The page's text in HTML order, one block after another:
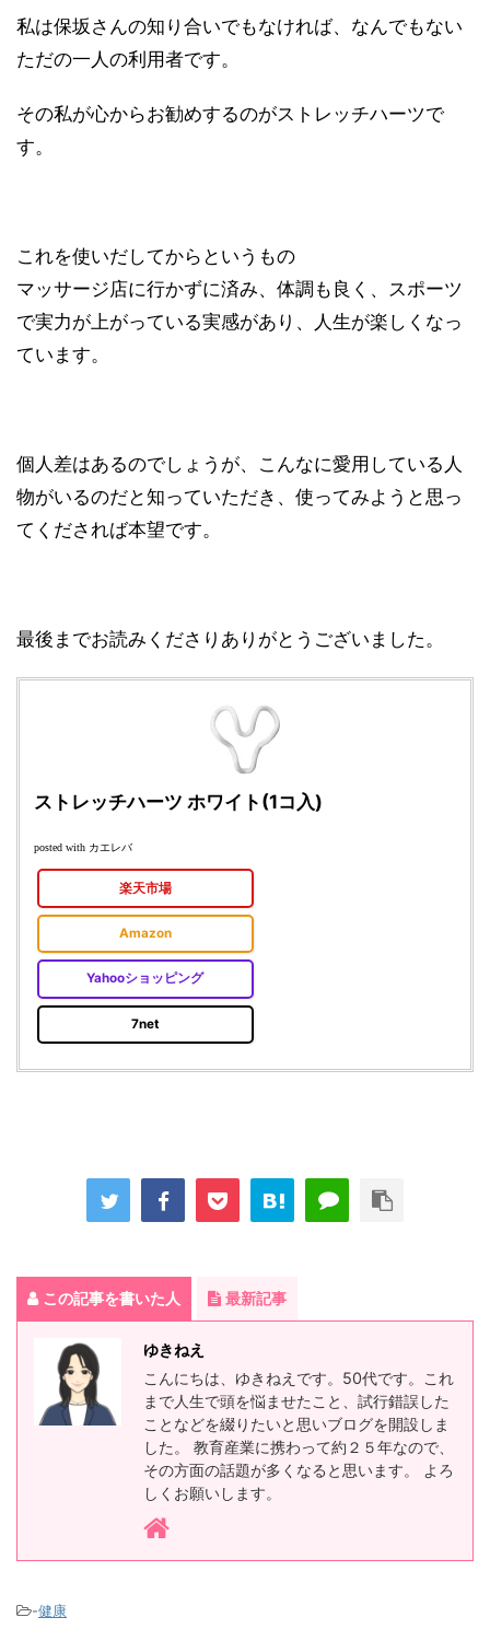
私は保坂さんの知り合いでもなければ、なんでもない
ただの一人の利用者です。
その私が心からお勧めするのがストレッチハーツで
す。
これを使いだしてからというもの
マッサージ店に行かずに済み、体調も良く、スポーツ
で実力が上がっている実感があり、人生が楽しくなっ
ています。
個人差はあるのでしょうが、こんなに愛用している人
物がいるのだと知っていただき、使ってみようと思っ
てくだされば本望です。
最後までお読みくださりありがとうございました。
ストレッチハーツ ホワイト(1コ入)
posted with カエレバ
楽天市場
Amazon
Yahooショッピング
7net
この記事を書いた人 最新記事
ゆきねえ
こんにちは、ゆきねえです。50代です。これ
まで人生で頭を悩ませたこと、試行錯誤した
ことなどを綴りたいと思いブログを開設しま
した。 教育産業に携わって約２５年なので、
その方面の話題が多くなると思います。 よろ
しくお願いします。
-健康